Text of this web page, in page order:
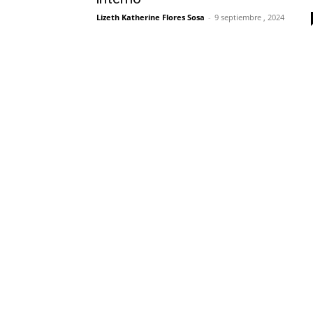
Lizeth Katherine Flores Sosa - 9 septiembre , 2024